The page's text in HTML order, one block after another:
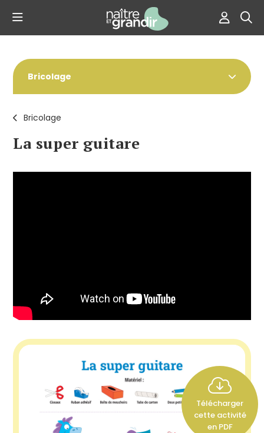
Bricolage
La super guitare
Bricolage
Télécharger
cette activité
en PDF